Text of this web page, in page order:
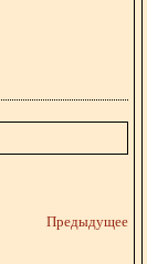
Предыдущее